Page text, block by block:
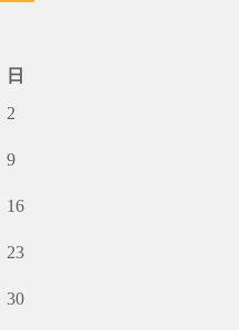
日
2
9
16
23
30